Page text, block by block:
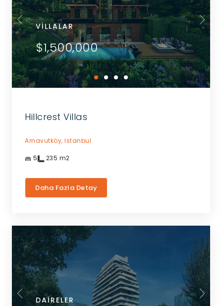
VILLALAR
$1,500,000
Hillcrest Villas
Arnavutköy, Istanbul
5 235 m2
Daha Fazla Detay
DAIRELER